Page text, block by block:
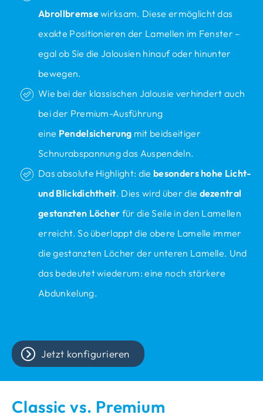
Abrollbremsewirksam. Diese ermöglicht das
exakte Positionieren der Lamellen im Fenster –
egal ob Sie die Jalousien hinauf oder hinunter
bewegen.
Wie bei der klassischen Jalousie verhindert auch
bei der Premium-Ausführung
eine Pendelsicherung mit beidseitiger
Schnurabspannung das Auspendeln.
Das absolute Highlight: die besonders hohe Licht-
und Blickdichtheit. Dies wird über die dezentral
gestanzten Löcher für die Seile in den Lamellen
erreicht. So überlappt die obere Lamelle immer
die gestanzten Löcher der unteren Lamelle. Und
das bedeutet wiederum: eine noch stärkere
Abdunkelung.
Jetzt konfigurieren
Classic vs. Premium